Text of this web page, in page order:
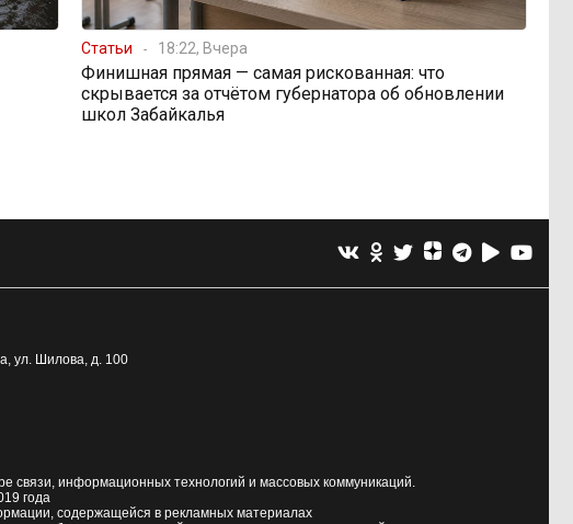
Статьи 18:22, Вчера
Финишная прямая — самая рискованная: что
скрывается за отчётом губернатора об обновлении
школ Забайкалья
, ул. Шилова, д. 100
связи, информационных технологий и массовых коммуникаций.
года
содержащейся в рекламных материалах